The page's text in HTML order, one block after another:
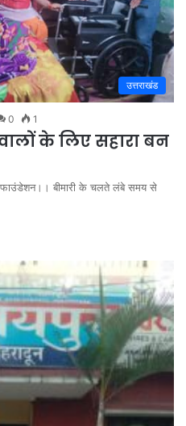
उत्तराखंड
0 1
के लिए सहारा बन
फाउंडेशन।। बीमारी के चलते लंबे समय से